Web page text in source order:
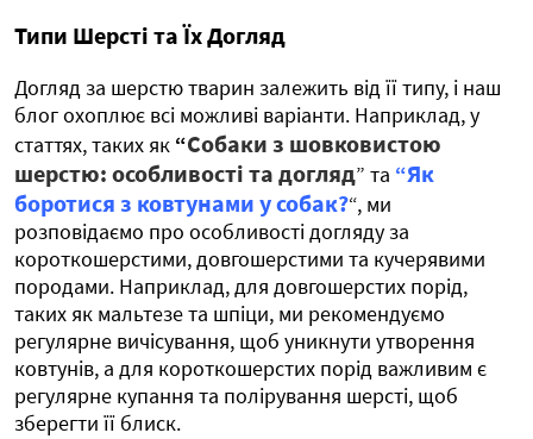
Типи Шерсті та Їх Догляд
Догляд за шерстю тварин залежить від її типу, і наш
блог охоплює всі можливі варіанти. Наприклад, у
статтях, таких як “Собаки з шовковистою
шерстю: особливості та догляд” та “Як
боротися з ковтунами у собак?“, ми
розповідаємо про особливості догляду за
короткошерстими, довгошерстими та кучерявими
породами. Наприклад, для довгошерстих порід,
таких як мальтезе та шпіци, ми рекомендуємо
регулярне вичісування, щоб уникнути утворення
ковтунів, а для короткошерстих порід важливим є
регулярне купання та полірування шерсті, щоб
зберегти її блиск.